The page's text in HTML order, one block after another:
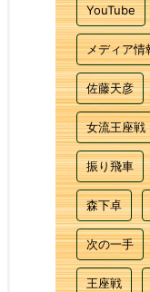
YouTube
メディア情
佐藤天彦
女流王座戦
振り飛車
森下卓
次の一手
王座戦